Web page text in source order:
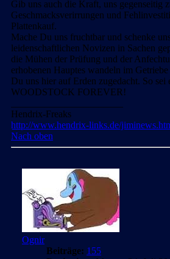
Gib uns auch die Kraft, uns gegenseitig
Geschmacksverirrungen und
Plattenkauf.
Mache Du uns fruchtbar und schenke
leidenschaftlichen Novizen in Sachen
die Mühen der Prüfung und der
erhobenen Hauptes wandeln im
Du uns hier auf Erden zugedacht. So sei
WOODSTOCK FOREVER!
Hendrix-Freaks
http://www.hendrix-links.de/
Nach oben
Ognir
Beiträge: 155